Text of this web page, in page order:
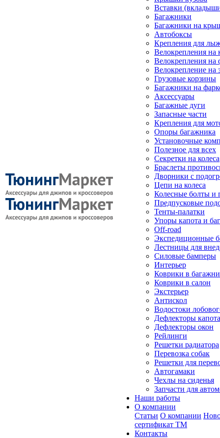
Вставки
Багажники
Багажники на
Автобоксы
Крепления для
Велокрепления
Велокрепления на
Велокрепление на
Грузовые корзины
Багажники на
Аксессуары
Багажные дуги
Запасные части
Крепления для
Опоры багажника
Установочные
Полезное для всех
Секретки на колеса
Браслеты
Дворники с
Цепи на колеса
Колесные болты и
Предпусковые
Тенты-палатки
Упоры капота и
Off-road
Экспедиционные
Лестницы для
Силовые бамперы
Интерьер
Коврики в
Коврики в салон
Экстерьер
Антискол
Водостоки
Дефлекторы капота
Дефлекторы окон
Рейлинги
Решетки радиатора
Перевозка собак
Решетки для
Автогамаки
Чехлы на сиденья
Запчасти для
Наши работы
О компании
Статьи О компании
сертификат ТМ
Контакты